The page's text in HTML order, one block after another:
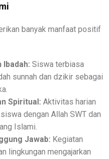
banyak manfaat positif
Ibadah: Siswa terbiasa
sunnah dan dzikir sebagai
Spiritual: Aktivitas harian
dengan Allah SWT dan
Islami.
Jawab: Kegiatan
lingkungan mengajarkan